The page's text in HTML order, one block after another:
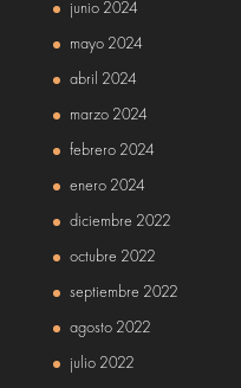
junio 2024
mayo 2024
abril 2024
marzo 2024
febrero 2024
enero 2024
diciembre 2022
octubre 2022
septiembre 2022
agosto 2022
julio 2022